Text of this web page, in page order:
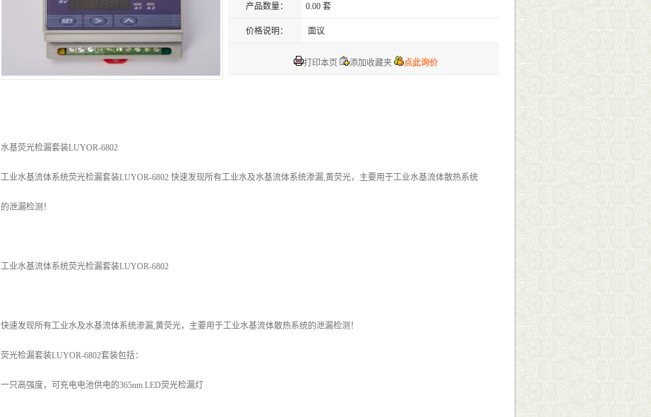
产品数量： 0.00 套
价格说明： 面议
打印本页 添加收藏夹 点此询价
水基荧光检漏套装LUYOR-6802
工业水基流体系统荧光检漏套装LUYOR-6802 快速发现所有工业水及水基流体系统渗漏,黄荧光，主要用于工业水基流体散热系统
的泄漏检测！
工业水基流体系统荧光检漏套装LUYOR-6802
快速发现所有工业水及水基流体系统渗漏,黄荧光，主要用于工业水基流体散热系统的泄漏检测！
荧光检漏套装LUYOR-6802套装包括：
一只高强度，可充电电池供电的365nm LED荧光检漏灯